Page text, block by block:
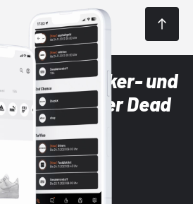
Sneaker- und
mit der Dead